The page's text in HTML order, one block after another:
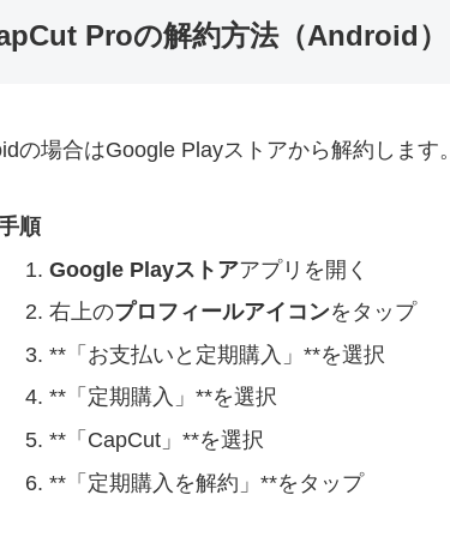
Proの解約方法（Android）
の場合はGoogle Playストアから解約します。
順
Google Playストアアプリを開く
右上のプロフィールアイコンをタップ
**「お支払いと定期購入」**を選択
**「定期購入」**を選択
**「CapCut」**を選択
**「定期購入を解約」**をタップ